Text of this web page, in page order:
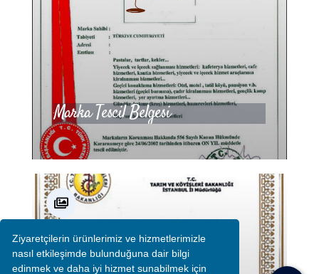
Ziyaretçilerin ürünlerimiz ve hizmetlerimizle
nasıl etkileşimde bulunduğuna dair bilgi
edinmek ve daha iyi hizmet sunabilmek için
Marka Tescil Belgesi